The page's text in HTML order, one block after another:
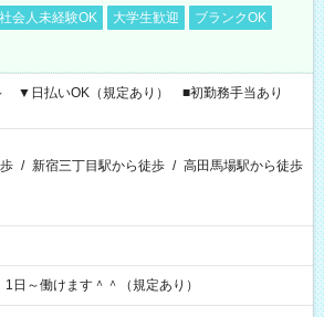
社会人未経験OK 大学生歓迎
ブランクOK
▼日払いOK（規定あり） ■初勤務手当あり
/ 新宿三丁目駅から徒歩 / 高田馬場駅から徒歩
日～働けます＾＾（規定あり）